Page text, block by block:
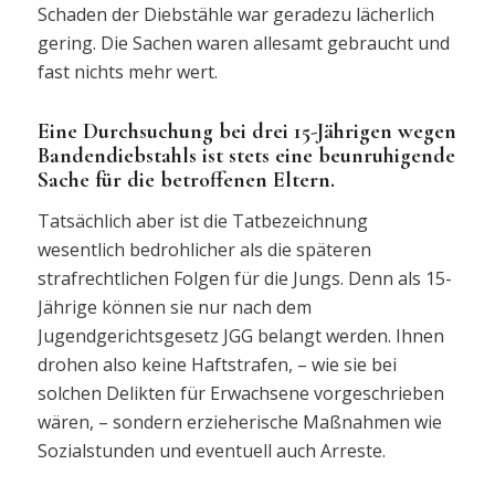
Schaden der Diebstähle war geradezu lächerlich
gering. Die Sachen waren allesamt gebraucht und
fast nichts mehr wert.
Eine Durchsuchung bei drei 15-Jährigen wegen
Bandendiebstahls ist stets eine beunruhigende
Sache für die betroffenen Eltern.
Tatsächlich aber ist die Tatbezeichnung
wesentlich bedrohlicher als die späteren
strafrechtlichen Folgen für die Jungs. Denn als 15-
Jährige können sie nur nach dem
Jugendgerichtsgesetz JGG belangt werden. Ihnen
drohen also keine Haftstrafen, – wie sie bei
solchen Delikten für Erwachsene vorgeschrieben
wären, – sondern erzieherische Maßnahmen wie
Sozialstunden und eventuell auch Arreste.